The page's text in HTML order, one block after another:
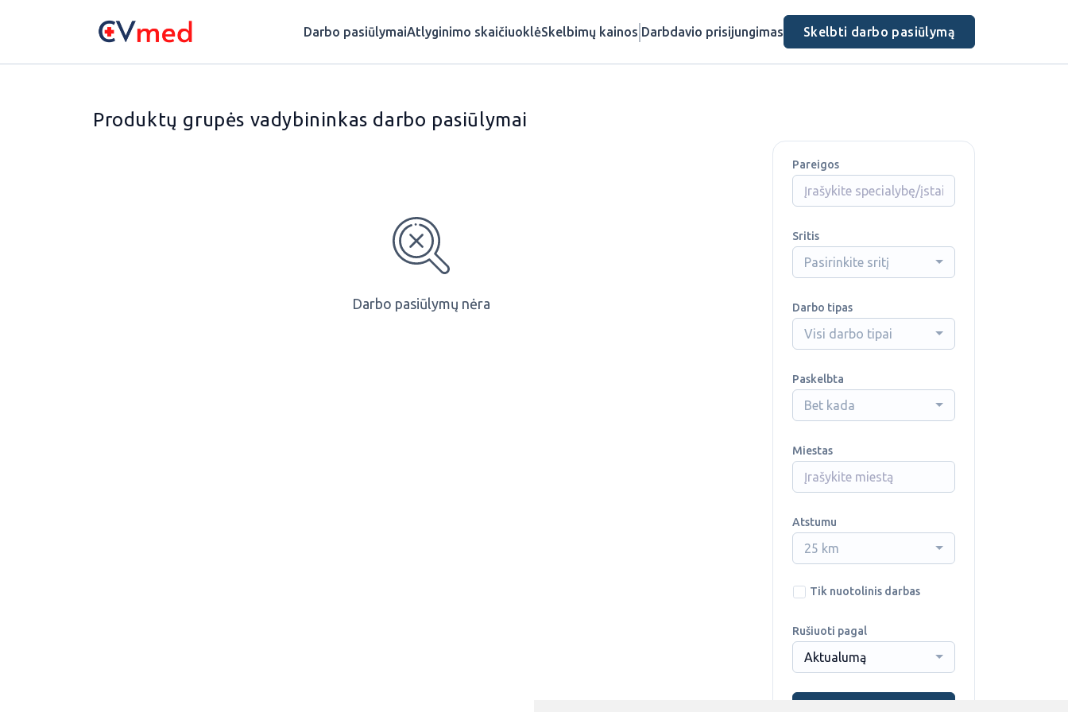
Darbo pasiūlymaiAtlyginimo skaičiuoklėSkelbimų kainos Darbdavio prisijungimas Skelbti darbo pasiūlymą
Produktų grupės vadybininkas darbo pasiūlymai
Darbo pasiūlymų nėra
Pareigos
Sritis
Pasirinkite sritį
Darbo tipas
Visi darbo tipai
Paskelbta
Bet kada
Miestas
Atstumu
25 km
Tik nuotolinis darbas
Rušiuoti pagal
Aktualumą